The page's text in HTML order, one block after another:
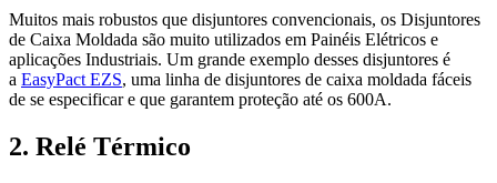
Muitos mais robustos que disjuntores convencionais, os Disjuntores
de Caixa Moldada são muito utilizados em Painéis Elétricos e
aplicações Industriais. Um grande exemplo desses disjuntores é
a EasyPact EZS, uma linha de disjuntores de caixa moldada fáceis
de se especificar e que garantem proteção até os 600A.
2. Relé Térmico